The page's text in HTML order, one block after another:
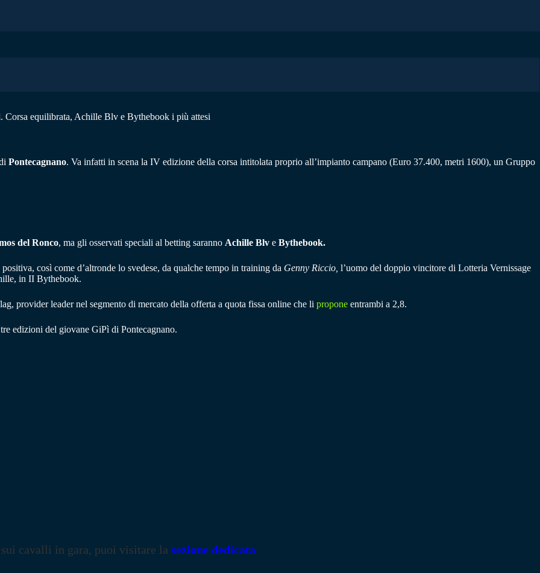
Corsa equilibrata, Achille Blv e Bythebook i più attesi
Pontecagnano. Va infatti in scena la IV edizione della corsa intitolata proprio all’impianto campano (Euro 37.400, metri 1600), un Gruppo
del Ronco, ma gli osservati speciali al betting saranno Achille Blv e Bythebook.
così come d’altronde lo svedese, da qualche tempo in training da Genny Riccio, l’uomo del doppio vincitore di Lotteria Vernissage
in II Bythebook.
provider leader nel segmento di mercato della offerta a quota fissa online che li propone entrambi a 2,8.
edizioni del giovane GiPì di Pontecagnano.
sui cavalli in gara, puoi visitare la sezione dedicata